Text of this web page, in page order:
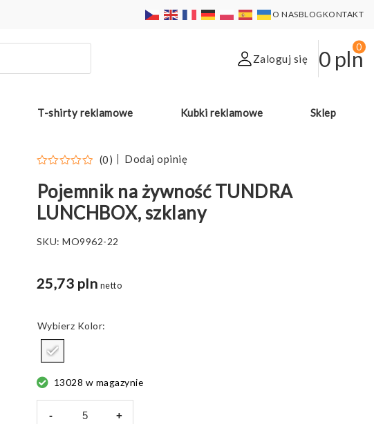
O NASBLOGKONTAKT
Zaloguj się 0 pln
0
T-shirty reklamowe Kubki reklamowe Sklep
(0) Dodaj opinię
Pojemnik na żywność TUNDRA
LUNCHBOX, szklany
SKU:MO9962-22
25,73 pln netto
Kolor
13028 w magazynie
- +